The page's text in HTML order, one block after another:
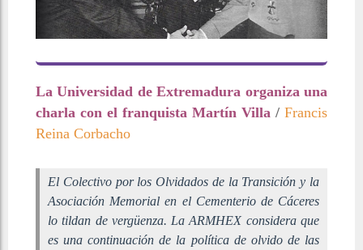
La Universidad de Extremadura organiza una
charla con el franquista Martín Villa / Francis
Reina Corbacho
El Colectivo por los Olvidados de la Transición y la
Asociación Memorial en el Cementerio de Cáceres
lo tildan de vergüenza. La ARMHEX considera que
es una continuación de la política de olvido de las